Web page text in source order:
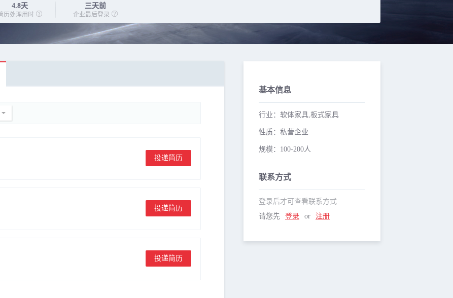
4.8天
历处理用时
三天前
企业最后登录
投递简历
投递简历
投递简历
基本信息
行业：软体家具,板式家具
性质：私营企业
规模：100-200人
联系方式
登录后才可查看联系方式
请您先
登录 or 注册